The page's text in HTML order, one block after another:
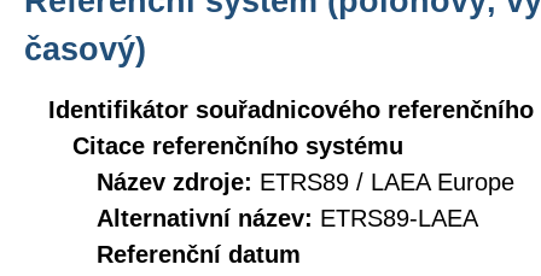
časový)
Identifikátor souřadnicového referenčního
Citace referenčního systému
Název zdroje: ETRS89 / LAEA Europe
Alternativní název: ETRS89-LAEA
Referenční datum